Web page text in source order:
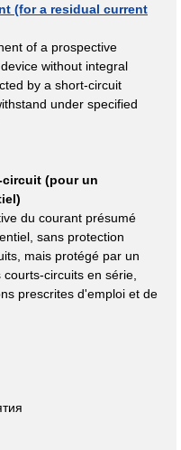
(for a residual current
of a prospective
without integral
by a short-circuit
under specified
(pour un
du courant présumé
sans protection
mais protégé par un
circuits en série,
prescrites d'emploi et de